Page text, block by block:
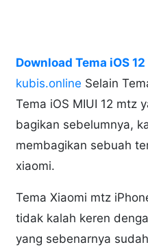
Download Tema iOS
kubis.online Selain
Tema iOS MIUI 12 mtz
bagikan sebelumnya,
membagikan sebuah
xiaomi.
Tema Xiaomi mtz
tidak kalah keren
yang sebenarnya